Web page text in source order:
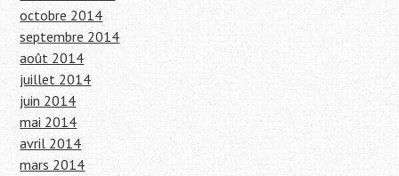
octobre 2014
septembre 2014
août 2014
juillet 2014
juin 2014
mai 2014
avril 2014
mars 2014